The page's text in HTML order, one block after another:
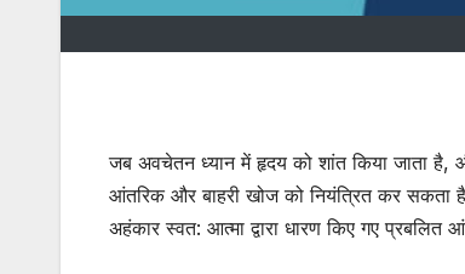
जब अवचेतन ध्यान में हृदय को शांत किया जाता है,
आंतरिक और बाहरी खोज को नियंत्रित कर सकता
अहंकार स्वत: आत्मा द्वारा धारण किए गए